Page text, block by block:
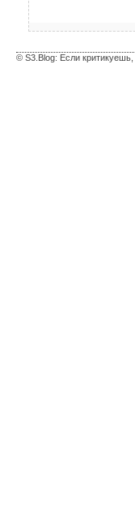
© S3.Blog: Если